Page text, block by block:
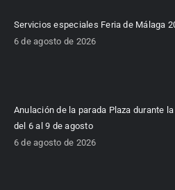
Servicios especiales Feria de Málaga
6 de agosto de 2026
Anulación de la parada Plaza durante
del 6 al 9 de agosto
6 de agosto de 2026